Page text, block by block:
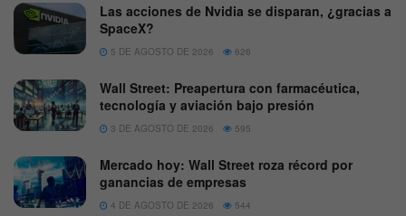
Las acciones de Nvidia se disparan, ¿gracias a
SpaceX?
5 DE AGOSTO DE 2026 626
Wall Street: Preapertura con farmacéutica,
tecnología y aviación bajo presión
3 DE AGOSTO DE 2026 595
Mercado hoy: Wall Street roza récord por
ganancias de empresas
4 DE AGOSTO DE 2026 544